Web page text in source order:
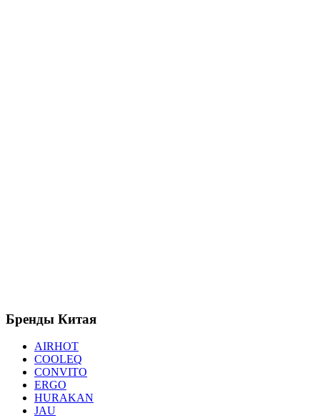
Бренды Китая
AIRHOT
COOLEQ
CONVITO
ERGO
HURAKAN
JAU